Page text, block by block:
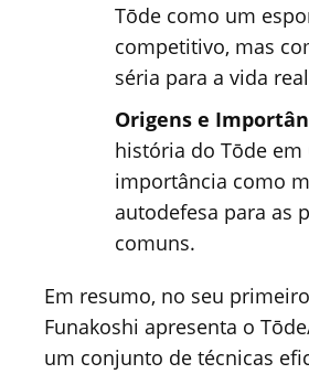
Tōde como um
competitivo, mas
séria para a vida
Origens e
história do Tōde em
importância como
autodefesa para as
comuns.
Em resumo, no seu
Funakoshi apresenta o
um conjunto de técnicas